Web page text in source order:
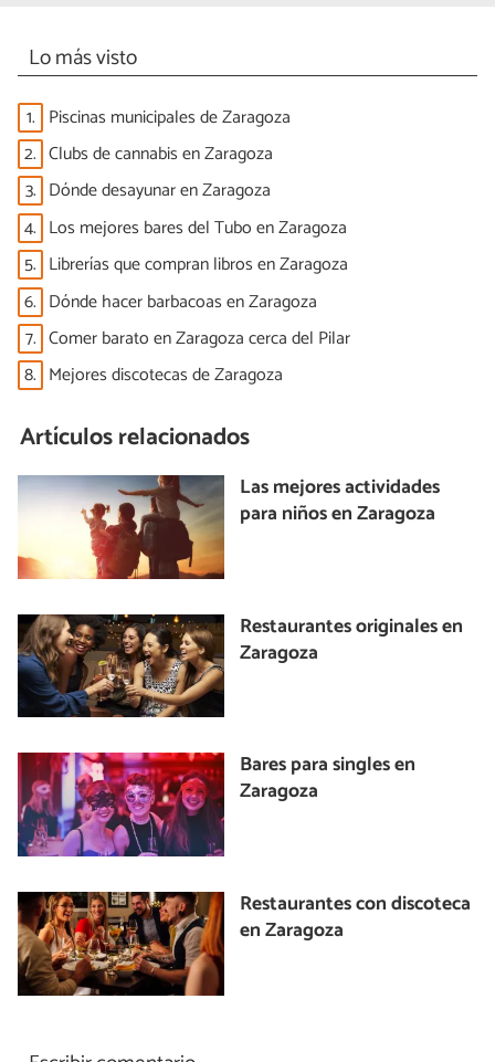
Lo más visto
1. Piscinas municipales de Zaragoza
2. Clubs de cannabis en Zaragoza
3. Dónde desayunar en Zaragoza
4. Los mejores bares del Tubo en Zaragoza
5. Librerías que compran libros en Zaragoza
6. Dónde hacer barbacoas en Zaragoza
7. Comer barato en Zaragoza cerca del Pilar
8. Mejores discotecas de Zaragoza
Artículos relacionados
Las mejores actividades
para niños en Zaragoza
Restaurantes originales en
Zaragoza
Bares para singles en
Zaragoza
Restaurantes con discoteca
en Zaragoza